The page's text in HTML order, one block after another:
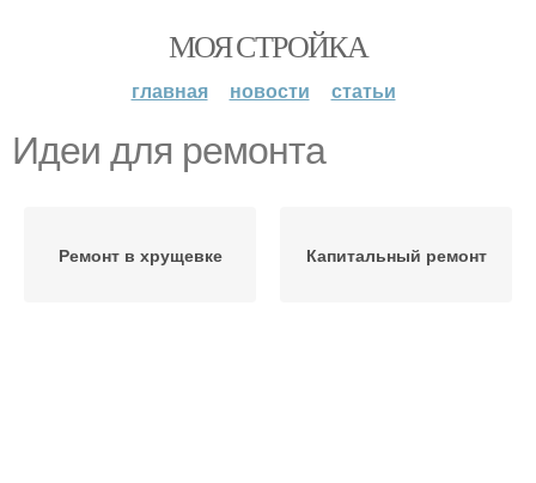
МОЯ СТРОЙКА
главная новости статьи
Идеи для ремонта
Ремонт в хрущевке Капитальный ремонт